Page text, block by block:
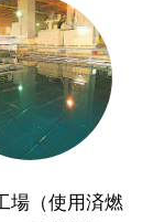
場（使用済燃